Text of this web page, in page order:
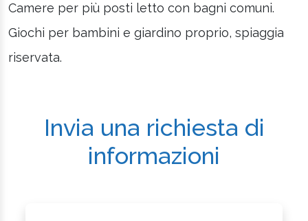
Camere per più posti letto con bagni comuni.
Giochi per bambini e giardino proprio, spiaggia
riservata.
Invia una richiesta di
informazioni